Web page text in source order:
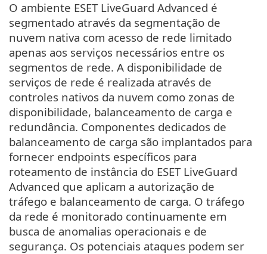
O ambiente ESET LiveGuard Advanced é
segmentado através da segmentação de
nuvem nativa com acesso de rede limitado
apenas aos serviços necessários entre os
segmentos de rede. A disponibilidade de
serviços de rede é realizada através de
controles nativos da nuvem como zonas de
disponibilidade, balanceamento de carga e
redundância. Componentes dedicados de
balanceamento de carga são implantados para
fornecer endpoints específicos para
roteamento de instância do ESET LiveGuard
Advanced que aplicam a autorização de
tráfego e balanceamento de carga. O tráfego
da rede é monitorado continuamente em
busca de anomalias operacionais e de
segurança. Os potenciais ataques podem ser